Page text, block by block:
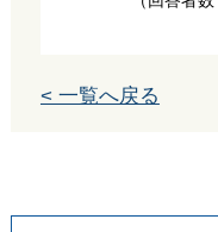
< 一覧へ戻る